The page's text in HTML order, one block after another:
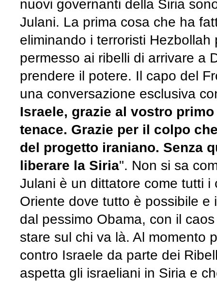
nuovi governanti della Siria
Julani. La prima cosa che ha
eliminando i terroristi Hezbollah
permesso ai ribelli di arrivare a
prendere il potere. Il capo del
una conversazione esclusiva
Israele, grazie al vostro
tenace. Grazie per il colpo
del progetto iraniano. Senza
liberare la Siria". Non si sa
Julani è un dittatore come tutti
Oriente dove tutto è possibile
dal pessimo Obama, con il
stare sul chi va là. Al momento
contro Israele da parte dei
aspetta gli israeliani in Siria e